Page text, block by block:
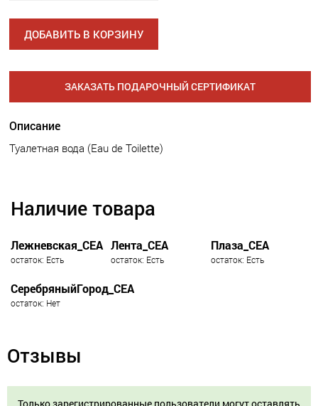
ДОБАВИТЬ В КОРЗИНУ
ЗАКАЗАТЬ ПОДАРОЧНЫЙ СЕРТИФИКАТ
Описание
Туалетная вода (Eau de Toilette)
Наличие товара
Лежневская_СЕА
остаток: Есть
Лента_СЕА
остаток: Есть
Плаза_СЕА
остаток: Есть
СеребряныйГород_СЕА
остаток: Нет
Отзывы